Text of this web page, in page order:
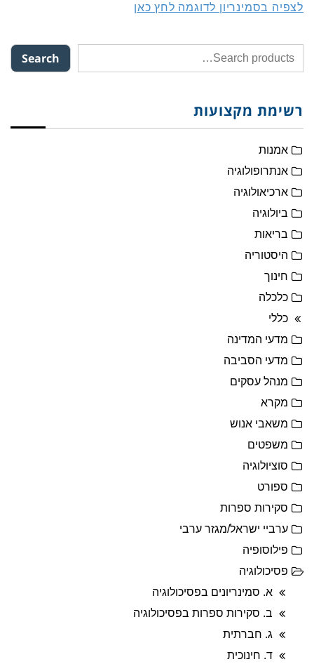
לצפיה בסמינריון לדוגמה לחץ כאן
Search
רשימת מקצועות
אמנות
אנתרופולוגיה
ארכיאולוגיה
ביולוגיה
בריאות
היסטוריה
חינוך
כלכלה
כללי
מדעי המדינה
מדעי הסביבה
מנהל עסקים
מקרא
משאבי אנוש
משפטים
סוציולוגיה
ספורט
סקירות ספרות
ערביי ישראל/מגזר ערבי
פילוסופיה
פסיכולוגיה
א. סמינריונים בפסיכולוגיה
ב. סקירות ספרות בפסיכולוגיה
ג. חברתית
ד. חינוכית